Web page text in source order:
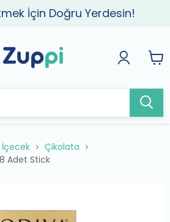
İçin Doğru Yerdesin!
Çikolata
Adet Stick